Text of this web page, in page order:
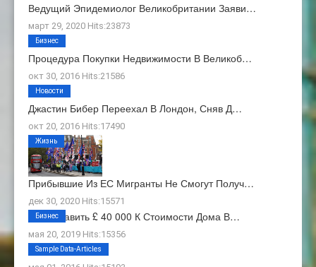
Ведущий Эпидемиолог Великобритании Заяви…
март 29, 2020 Hits:23873
Процедура Покупки Недвижимости В Великоб…
окт 30, 2016 Hits:21586
Бизнес
Джастин Бибер Переехал В Лондон, Сняв Д…
окт 20, 2016 Hits:17490
Новости
Прибывшие Из ЕС Мигранты Не Смогут Получ…
дек 30, 2020 Hits:15571
Жизнь
Как Добавить £ 40 000 К Стоимости Дома В…
мая 20, 2019 Hits:15356
Бизнес
О Нас
Sample Data-Articles